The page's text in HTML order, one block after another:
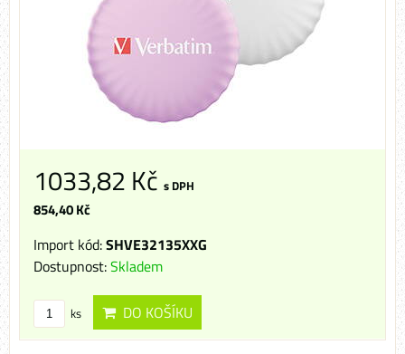
1033,82 Kč s DPH
854,40 Kč
Import kód:SHVE32135XXG
Dostupnost:Skladem
ks DO KOŠÍKU